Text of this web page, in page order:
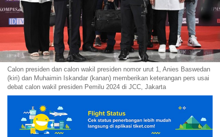
Calon presiden dan calon wakil presiden nomor urut 1, Anies Baswedan
(kiri) dan Muhaimin Iskandar (kanan) memberikan keterangan pers usai
debat calon wakil presiden Pemilu 2024 di JCC, Jakarta